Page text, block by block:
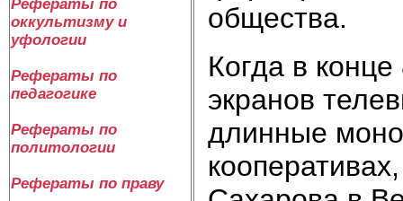
Рефераты по
оккультизму и
уфологии
Рефераты по
педагогике
Рефераты по
политологии
Рефераты по праву
общества.
Когда в
экранов
длинные